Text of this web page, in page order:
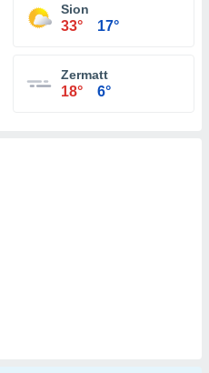
Sion
33° 17°
Zermatt
18° 6°